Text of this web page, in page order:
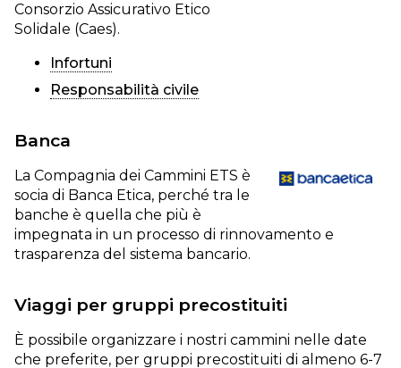
Consorzio Assicurativo Etico
Solidale (Caes).
Infortuni
Responsabilità civile
Banca
La Compagnia dei Cammini ETS è
socia di Banca Etica, perché tra le
banche è quella che più è
impegnata in un processo di rinnovamento e
trasparenza del sistema bancario.
Viaggi per gruppi precostituiti
È possibile organizzare i nostri cammini nelle date
che preferite, per gruppi precostituiti di almeno 6-7